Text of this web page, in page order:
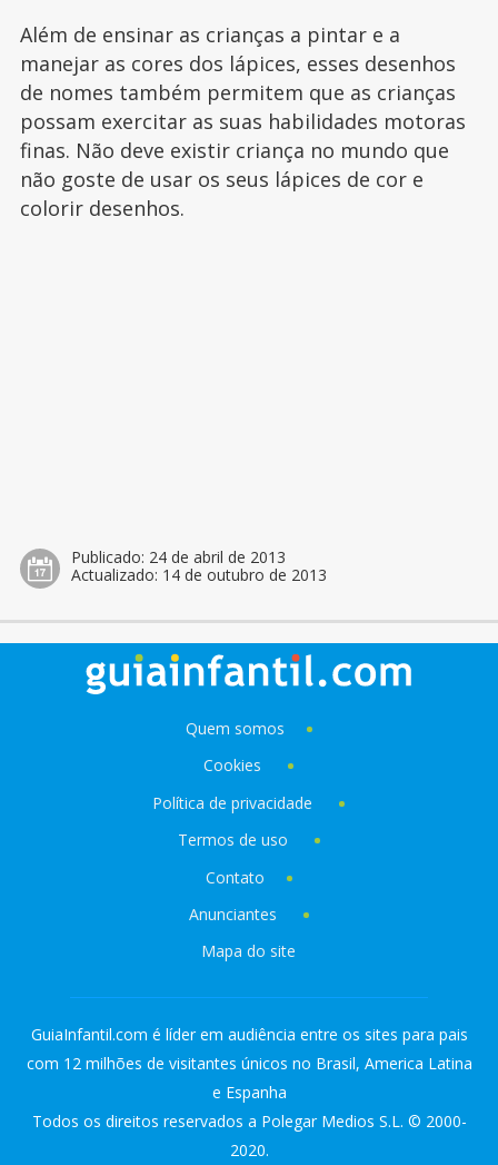
Além de ensinar as crianças a pintar e a
manejar as cores dos lápices, esses desenhos
de nomes também permitem que as crianças
possam exercitar as suas habilidades motoras
finas. Não deve existir criança no mundo que
não goste de usar os seus lápices de cor e
colorir desenhos.
Publicado: 24 de abril de 2013
Actualizado: 14 de outubro de 2013
Quem somos
Cookies
Política de privacidade
Termos de uso
Contato
Anunciantes
Mapa do site
GuiaInfantil.com é líder em audiência entre os sites para pais
com 12 milhões de visitantes únicos no Brasil, America Latina
e Espanha
Todos os direitos reservados a Polegar Medios S.L. © 2000-
2020.